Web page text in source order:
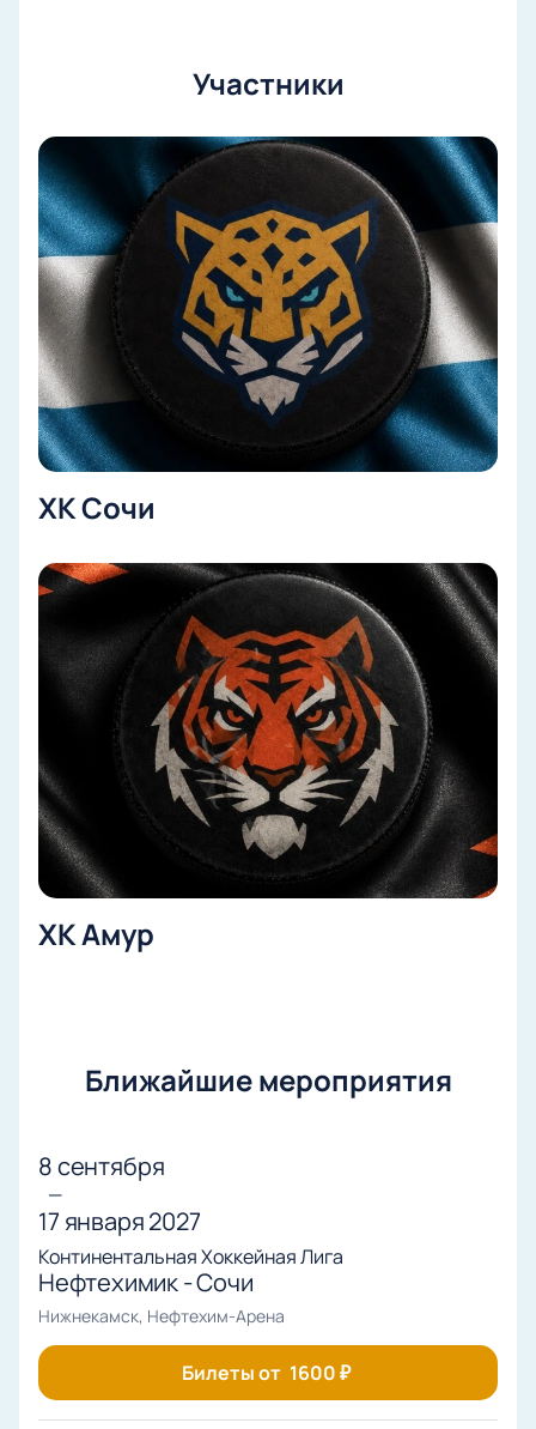
Участники
ХК Сочи
ХК Амур
Ближайшие мероприятия
8 сентября
—
17 января 2027
Континентальная Хоккейная Лига
Нефтехимик - Сочи
Нижнекамск, Нефтехим-Арена
Билеты от 1600₽